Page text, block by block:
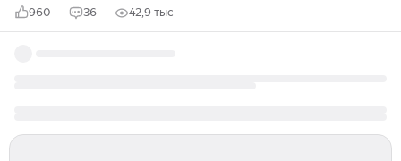
960 36 42,9 тыс